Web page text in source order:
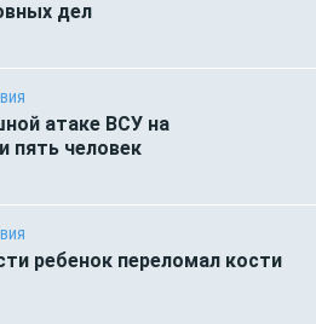
дел
атаке ВСУ на
пять человек
ребенок переломал кости